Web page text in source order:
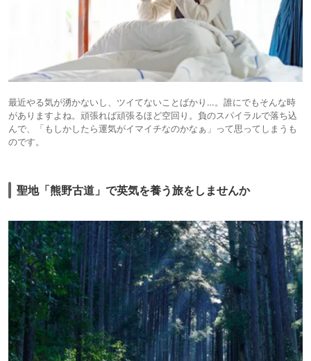
最近やる気が湧かないし、ツイてないことばかり…。誰にでもそんな時
がありますよね。頑張れば頑張るほど空回り。負のスパイラルで落ち込
んで、「もしかしたら運気がイマイチなのかなぁ」って思ってしまうも
のです。
聖地「熊野古道」で英気を養う旅をしませんか